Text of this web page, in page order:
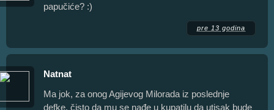
papučiće? :)
pre 13 godina
Natnat
Ma jok, za onog Agijevog Milorada iz poslednje
defke, čisto da mu se nađe u kupatilu da utisak bude